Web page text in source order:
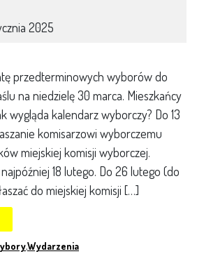
2025
przedterminowych wyborów do
na niedzielę 30 marca. Mieszkańcy
wygląda kalendarz wyborczy? Do 13
komisarzowi wyborczemu
miejskiej komisji wyborczej.
18 lutego. Do 26 lutego (do
do miejskiej komisji […]
,Wydarzenia